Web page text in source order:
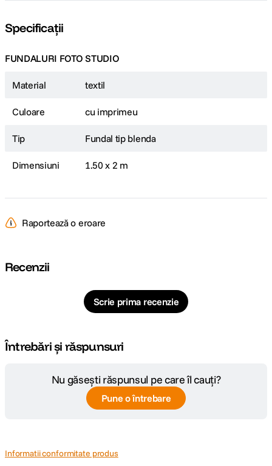
Specificații
FUNDALURI FOTO STUDIO
Material textil
Culoare cu imprimeu
Tip Fundal tip blenda
Dimensiuni 1.50 x 2 m
Raportează o eroare
Recenzii
Scrie prima recenzie
Întrebări și răspunsuri
Nu găsești răspunsul pe care îl cauți?
Pune o întrebare
Informatii conformitate produs